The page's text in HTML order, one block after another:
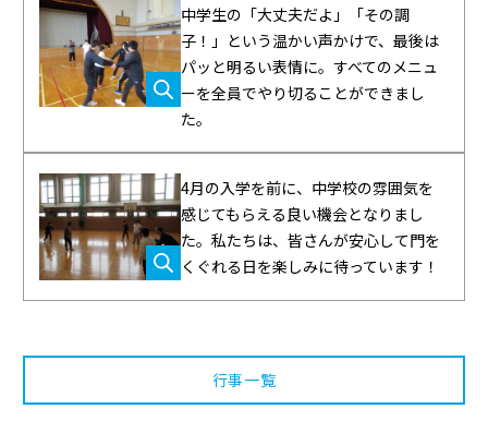
中学生の「大丈夫だよ」「その調
子！」という温かい声かけで、最後は
パッと明るい表情に。すべてのメニュ
ーを全員でやり切ることができまし
た。
4月の入学を前に、中学校の雰囲気を
感じてもらえる良い機会となりまし
た。私たちは、皆さんが安心して門を
くぐれる日を楽しみに待っています！
行事一覧